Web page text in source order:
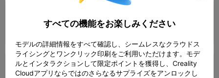
 47m 34s  1 プレート 
0.2mm layer, 3 walls, 30% infill

すべての機能をお楽しみください
モデルの詳細情報をすべて確認し、シームレスなクラウドス
ライシングとワンクリック印刷をご利用いただけます。モデ
ルとインタラクションして限定ポイントを獲得し、Creality
Cloudアプリならではのさらなるサプライズをアンロックし